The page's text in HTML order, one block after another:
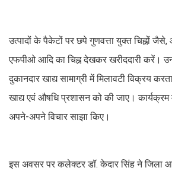
उत्पादों के पैकेटों पर छपे गुणवत्ता युक्त चिह्नों
एफपीओ आदि का चिह्न देखकर खरीददारी करें।
दुकानदार खाद्य सामाग्री में मिलावटी विक्रय
खाद्य एवं औषधि प्रशासन को की जाए।
अपने-अपने विचार साझा किए।
इस अवसर पर कलेक्टर डॉ. केदार सिंह ने जिला